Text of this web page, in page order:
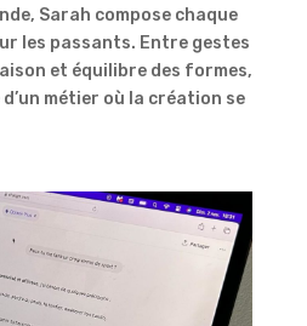
Sarah compose chaque
les passants. Entre gestes
et équilibre des formes,
métier où la création se